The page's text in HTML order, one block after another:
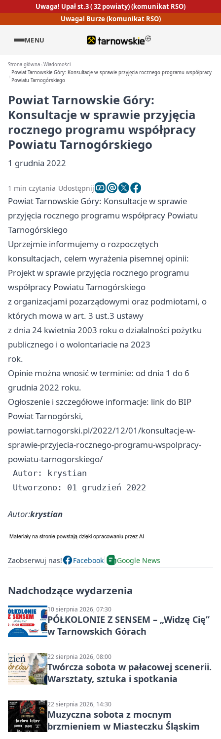
Uwaga! Upał st.3 ( 32 powiaty) (komunikat RSO)
Uwaga! Burze (komunikat RSO)
MENU
Strona główna Wiadomości
Powiat Tarnowskie Góry: Konsultacje w sprawie przyjęcia rocznego programu współpracy
Powiatu Tarnogórskiego
Powiat Tarnowskie Góry:
Konsultacje w sprawie przyjęcia
rocznego programu współpracy
Powiatu Tarnogórskiego
1 grudnia 2022
1 min czytania Udostępnij
Powiat Tarnowskie Góry: Konsultacje w sprawie
przyjęcia rocznego programu współpracy Powiatu
Tarnogórskiego
Uprzejmie informujemy o rozpoczętych
konsultacjach, celem wyrażenia pisemnej opinii:
Projekt w sprawie przyjęcia rocznego programu
współpracy Powiatu Tarnogórskiego
z organizacjami pozarządowymi oraz podmiotami, o
których mowa w art. 3 ust.3 ustawy
z dnia 24 kwietnia 2003 roku o działalności pożytku
publicznego i o wolontariacie na 2023
rok.
Opinie można wnosić w terminie: od dnia 1 do 6
grudnia 2022 roku.
Ogłoszenie i szczegółowe informacje: link do BIP
Powiat Tarnogórski,
powiat.tarnogorski.pl/2022/12/01/konsultacje-w-
sprawie-przyjecia-rocznego-programu-wspolpracy-
powiatu-tarnogorskiego/
Autor: krystian
Autor:krystian
Zaobserwuj nas! Facebook Google News
Nadchodzące wydarzenia
10 sierpnia 2026, 07:30
PÓŁKOLONIE Z SENSEM – „Widzę Cię”
w Tarnowskich Górach
22 sierpnia 2026, 08:00
Twórcza sobota w pałacowej scenerii.
Warsztaty, sztuka i spotkania
22 sierpnia 2026, 14:30
Muzyczna sobota z mocnym
brzmieniem w Miasteczku Śląskim